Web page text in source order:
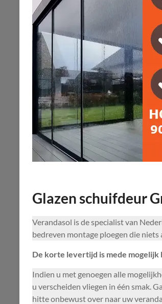
Glazen schuifdeur
Verandasol is de specialist van
bedreven montage ploegen die
De korte levertijd is mede mogelijk
Indien u met genoegen alle
u verscheiden vliegen in één smak.
hitte onbewust over naar uw